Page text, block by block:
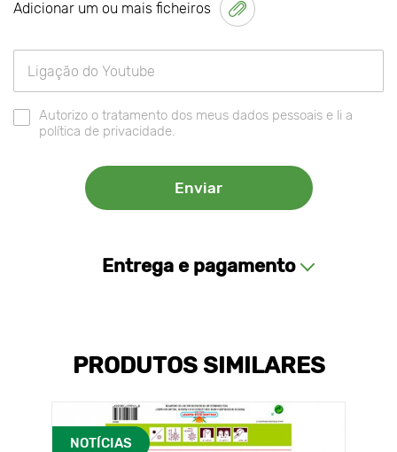
Adicionar um ou mais ficheiros
Autorizo o tratamento dos meus dados pessoais e li a
política de privacidade.
Entrega e pagamento
PRODUTOS SIMILARES
NOTÍCIAS